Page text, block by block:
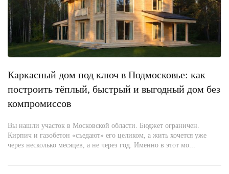
Каркасный дом под ключ в Подмосковье: как
построить тёплый, быстрый и выгодный дом без
компромиссов
Вы нашли участок в Московской области. Бюджет ограничен.
Кирпич и газобетон «съедают» его целиком, а жить хочется уже
через несколько месяцев, а не через год. Именно в этот мо...